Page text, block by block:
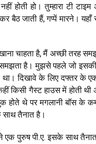
होती हो। तुम्हारा टी
बैठ जाती हैं,गप्पें मारने। यहाँ
चाहता है,मैं अच्छी तरह
है। मुझसे पहले जो इसकी
दिखावे के लिए दफ्तर के
किसी गैस्ट हाउस में होती
थे पर मगलानी बॉस के
तैनात है।
एक पुरुष पी.ए. इसके साथ